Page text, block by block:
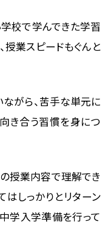
校で学んできた学習
授業スピードもぐんと
ながら、苦手な単元に
き合う習慣を身につ
授業内容で理解でき
しっかりとリターン
学入学準備を行って